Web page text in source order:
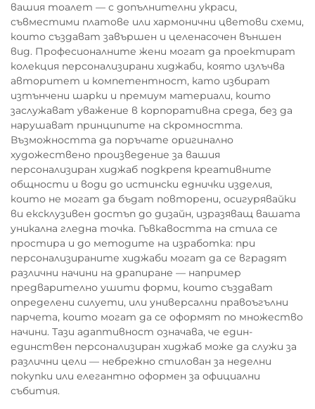
вашия тоалет — с допълнителни украси,
съвместими платове или хармонични цветови схеми,
които създават завършен и целенасочен външен
вид. Професионалните жени могат да проектират
колекция персонализирани хиджаби, която излъчва
авторитет и компетентност, като избират
изтънчени шарки и премиум материали, които
заслужават уважение в корпоративна среда, без да
нарушават принципите на скромността.
Възможността да поръчате оригинално
художествено произведение за вашия
персонализиран хиджаб подкрепя креативните
общности и води до истински еднички изделия,
които не могат да бъдат повторени, осигурявайки
ви ексклузивен достъп до дизайн, изразяващ вашата
уникална гледна точка. Гъвкавостта на стила се
простира и до методите на изработка: при
персонализираните хиджаби могат да се вградят
различни начини на драпиране — например
предварително ушити форми, които създават
определени силуети, или универсални правоъгълни
парчета, които могат да се оформят по множество
начини. Тази адаптивност означава, че един-
единствен персонализиран хиджаб може да служи за
различни цели — небрежно стилован за неделни
покупки или елегантно оформен за официални
събития.